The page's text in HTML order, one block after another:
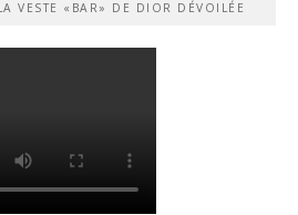
VESTE «BAR» DE DIOR DÉVOILÉE